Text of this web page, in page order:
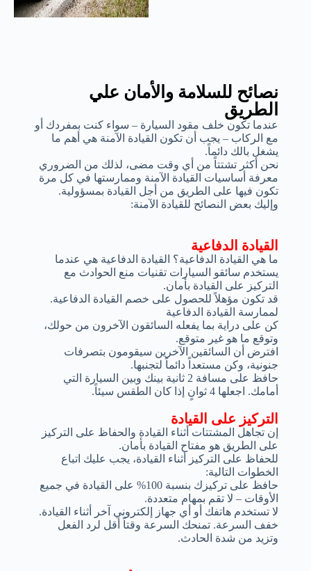
نصائح للسلامة والأمان علي
الطريق
عندما تكون خلف مقود السيارة – سواء كنت بمفردك أو
مع الركاب – يجب أن تكون القيادة الآمنة هي أهم ما
يشغل بالك دائماً.
نحن أكثر تشتتاً من أي وقت مضى، لذلك من الضروري
معرفة أساسيات القيادة الآمنة وممارستها في كل مرة
تكون فيها على الطريق من أجل القيادة بمسؤولية.
وإليك بعض النصائح للقيادة الآمنة:
التركيز على القيادة
إن تجاهل المشتتات أثناء القيادة والحفاظ على التركيز
على الطريق هو مفتاح القيادة بأمان.
للحفاظ على التركيز أثناء القيادة، يجب عليك اتباع
الخطوات التالية:
حافظ على تركيزك بنسبة 100% على القيادة في جميع
الأوقات – لا تقم بمهام متعددة.
لا تستخدم هاتفك أو أي جهاز إلكتروني آخر أثناء القيادة.
خفف السرعة. تمنحك السرعة وقتاً أقل لرد الفعل
وتزيد من شدة الحادث.
القيادة الدفاعية
ما هي القيادة الدفاعية؟ القيادة الدفاعية هي عندما
يستخدم سائقو السيارات تقنيات منع الحوادث مع
التركيز على القيادة بأمان.
قد تكون مؤهلاً للحصول على خصم القيادة الدفاعية.
لممارسة القيادة الدفاعية
كن على دراية بما يفعله السائقون الآخرون من حولك،
وتوقع ما هو غير متوقع.
افترض أن السائقين الآخرين سيقومون بتصرفات
جنونية، وكن مستعداً دائماً لتجنبها.
حافظ على مسافة 2 ثانية بينك وبين السيارة التي
أمامك. اجعلها 4 ثوانٍ إذا كان الطقس سيئاً.